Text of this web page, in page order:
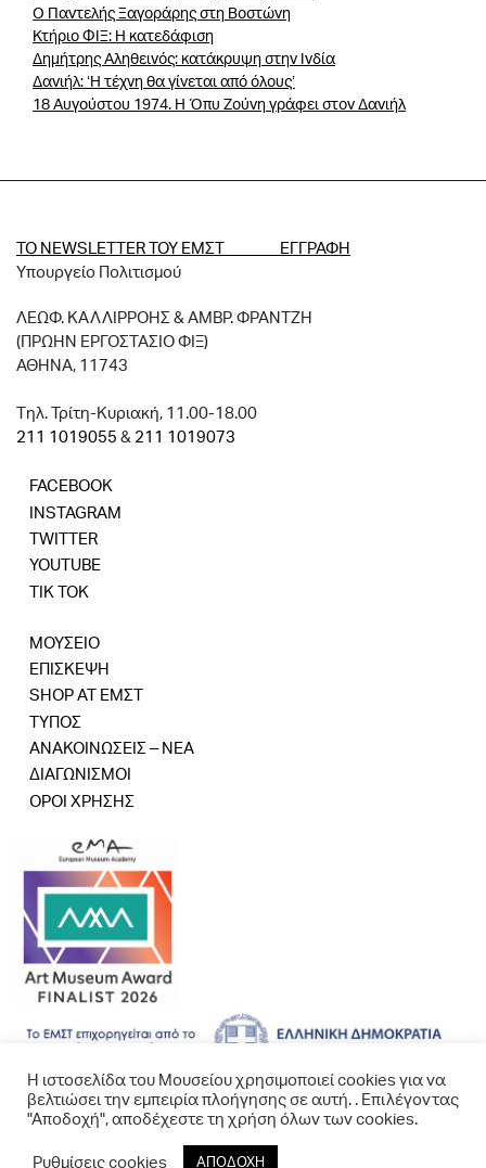
Ο Παντελής Ξαγοράρης στη Βοστώνη
Κτήριο ΦΙΞ: Η κατεδάφιση
Δημήτρης Αληθεινός: κατάκρυψη στην Ινδία
Δανιήλ: ‘Η τέχνη θα γίνεται από όλους’
18 Αυγούστου 1974. Η Όπυ Ζούνη γράφει στον Δανιήλ
ΤΟ NEWSLETTER ΤΟΥ ΕΜΣΤ ΕΓΓΡΑΦΗ
Υπουργείο Πολιτισμού
ΛΕΩΦ. ΚΑΛΛΙΡΡΟΗΣ & ΑΜΒΡ. ΦΡΑΝΤΖΗ
(ΠΡΩΗΝ ΕΡΓΟΣΤΑΣΙΟ ΦΙΞ)
ΑΘΗΝΑ, 11743
Tηλ. Τρίτη-Κυριακή, 11.00-18.00
211 1019055 & 211 1019073
FACEBOOK
INSTAGRAM
TWITTER
YOUTUBE
TIK TOK
ΜΟΥΣΕΙΟ
ΕΠΙΣΚΕΨΗ
SHOP AT ΕΜΣΤ
ΤΥΠΟΣ
ΑΝΑΚΟΙΝΩΣΕΙΣ – ΝΕΑ
ΔΙΑΓΩΝΙΣΜΟΙ
ΟΡΟΙ ΧΡΗΣΗΣ
Η ιστοσελίδα του Μουσείου χρησιμοποιεί cookies για να
βελτιώσει την εμπειρία πλοήγησης σε αυτή. . Επιλέγοντας
"Αποδοχή", αποδέχεστε τη χρήση όλων των cookies.
Ρυθμίσεις cookies ΑΠΟΔΟΧΗ